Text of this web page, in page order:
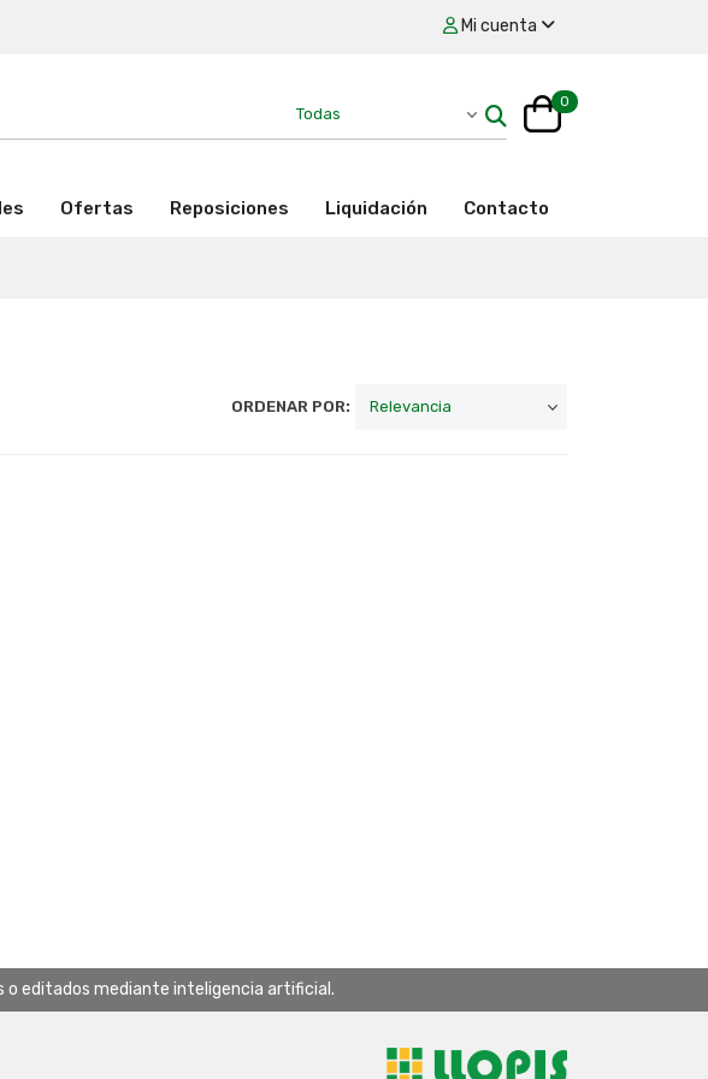
Mi cuenta
0
Ofertas Reposiciones Liquidación Contacto
ORDENAR POR:
o editados mediante inteligencia artificial.